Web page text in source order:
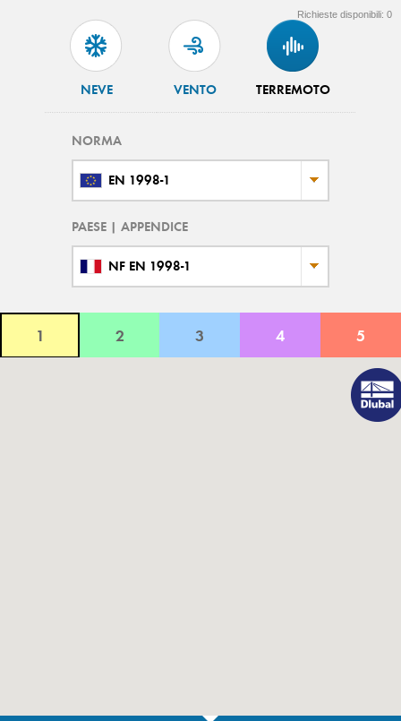
NORMA
EN 1998-1
PAESE | APPENDICE
NF EN 1998-1
NEVE VENTO TERREMOTO
Richieste disponibili: 0
1 2 3 4 5